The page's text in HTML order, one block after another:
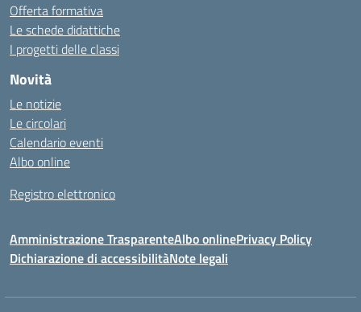
Offerta formativa
Le schede didattiche
I progetti delle classi
Novità
Le notizie
Le circolari
Calendario eventi
Albo online
Registro elettronico
Amministrazione TrasparenteAlbo onlinePrivacy Policy
Dichiarazione di accessibilitàNote legali